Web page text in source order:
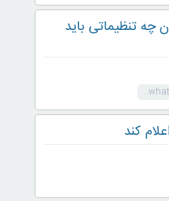
چه تنظیماتی باید
کند